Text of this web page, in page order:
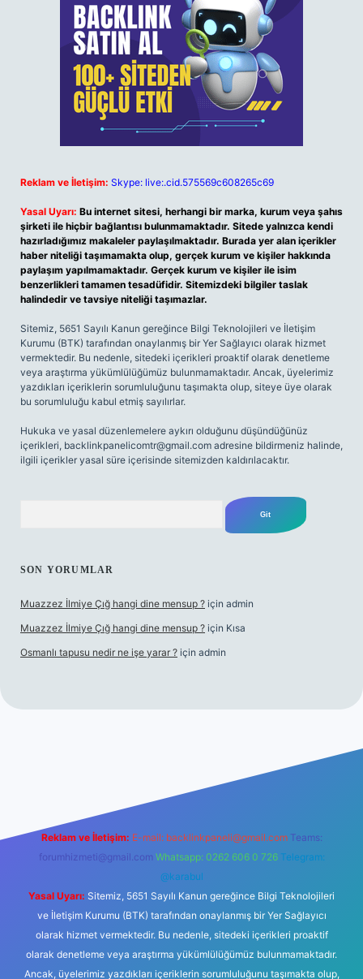
Reklam ve İletişim: Skype: live:.cid.575569c608265c69
Yasal Uyarı: Bu internet sitesi, herhangi bir marka, kurum veya şahıs
şirketi ile hiçbir bağlantısı bulunmamaktadır. Sitede yalnızca kendi
hazırladığımız makaleler paylaşılmaktadır. Burada yer alan içerikler
haber niteliği taşımamakta olup, gerçek kurum ve kişiler hakkında
paylaşım yapılmamaktadır. Gerçek kurum ve kişiler ile isim
benzerlikleri tamamen tesadüfidir. Sitemizdeki bilgiler taslak
halindedir ve tavsiye niteliği taşımazlar.
Sitemiz, 5651 Sayılı Kanun gereğince Bilgi Teknolojileri ve İletişim
Kurumu (BTK) tarafından onaylanmış bir Yer Sağlayıcı olarak hizmet
vermektedir. Bu nedenle, sitedeki içerikleri proaktif olarak denetleme
veya araştırma yükümlülüğümüz bulunmamaktadır. Ancak, üyelerimiz
yazdıkları içeriklerin sorumluluğunu taşımakta olup, siteye üye olarak
bu sorumluluğu kabul etmiş sayılırlar.
Hukuka ve yasal düzenlemelere aykırı olduğunu düşündüğünüz
içerikleri, backlinkpanelicomtr@gmail.com adresine bildirmeniz halinde,
ilgili içerikler yasal süre içerisinde sitemizden kaldırılacaktır.
SON YORUMLAR
Muazzez İlmiye Çığ hangi dine mensup ? için admin
Muazzez İlmiye Çığ hangi dine mensup ? için Kısa
Osmanlı tapusu nedir ne işe yarar ? için admin
m elexbet
Reklam ve İletişim: E-mail: backlinkpaneli@gmail.com Teams:
forumhizmeti@gmail.com Whatsapp: 0262 606 0 726 Telegram:
@karabul
Yasal Uyarı: Sitemiz, 5651 Sayılı Kanun gereğince Bilgi Teknolojileri
ve İletişim Kurumu (BTK) tarafından onaylanmış bir Yer Sağlayıcı
olarak hizmet vermektedir. Bu nedenle, sitedeki içerikleri proaktif
olarak denetleme veya araştırma yükümlülüğümüz bulunmamaktadır.
Ancak, üyelerimiz yazdıkları içeriklerin sorumluluğunu taşımakta olup,